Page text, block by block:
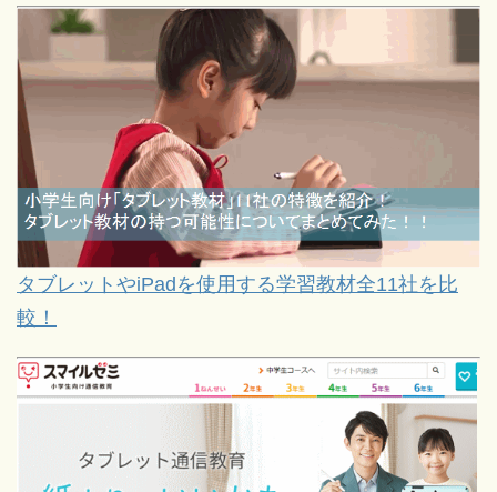
タブレットやiPadを使用する学習教材全11社を比
較！